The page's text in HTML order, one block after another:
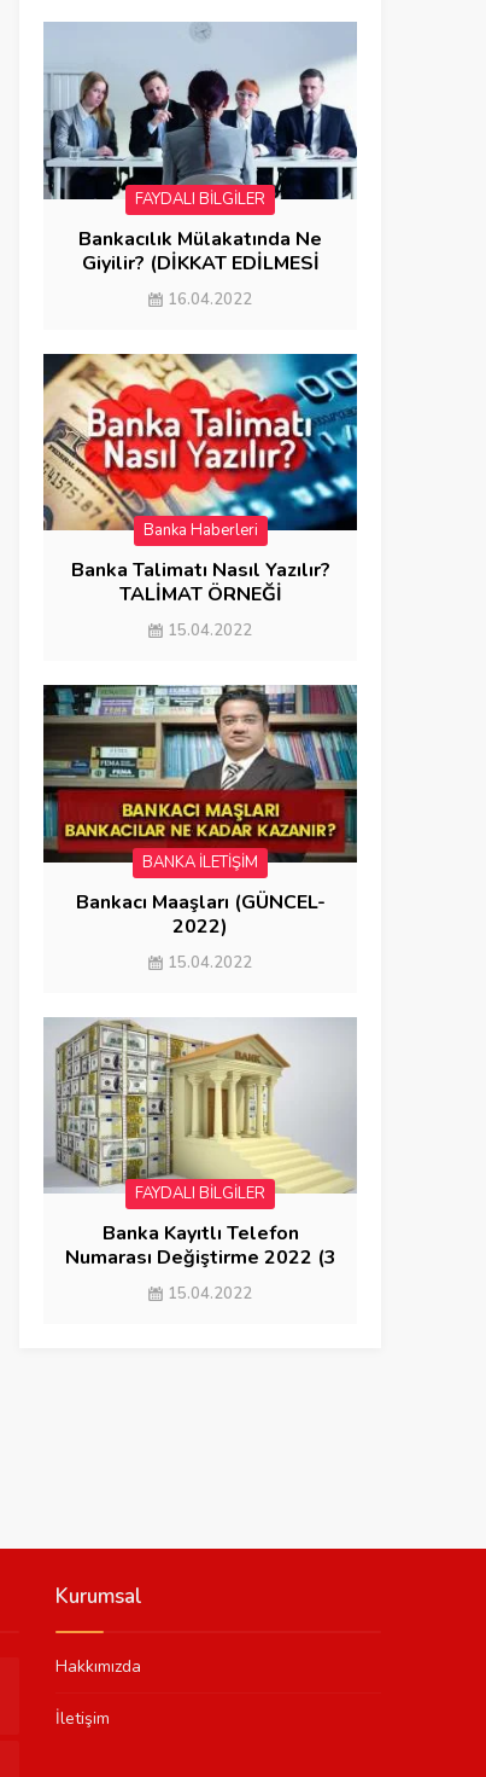
Banko Görevlisi Maaşları Ne
Kadar? (SERVİS ASİSTANI) 2020
Emekli Maaşı
FAYDALI BİLGİLER
Bankacılık Mülakatında Ne
Giyilir? (DİKKAT EDİLMESİ
GEREKENLER)
16.04.2022
Banka Haberleri
Banka Talimatı Nasıl Yazılır?
TALİMAT ÖRNEĞİ
15.04.2022
BANKA İLETİŞİM
Bankacı Maaşları (GÜNCEL-
2022)
15.04.2022
FAYDALI BİLGİLER
Banka Kayıtlı Telefon
Numarası Değiştirme 2022 (3
YÖNTEM)
15.04.2022
Kurumsal
Hakkımızda
İletişim